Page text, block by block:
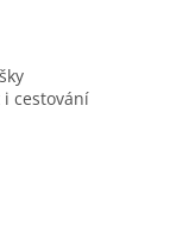
cestování